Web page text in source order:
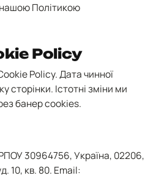
Політикою
Policy
Policy. Дата чинної
сторінки. Істотні зміни ми
банер cookies.
30964756, Україна, 02206,
10, кв. 80. Email: